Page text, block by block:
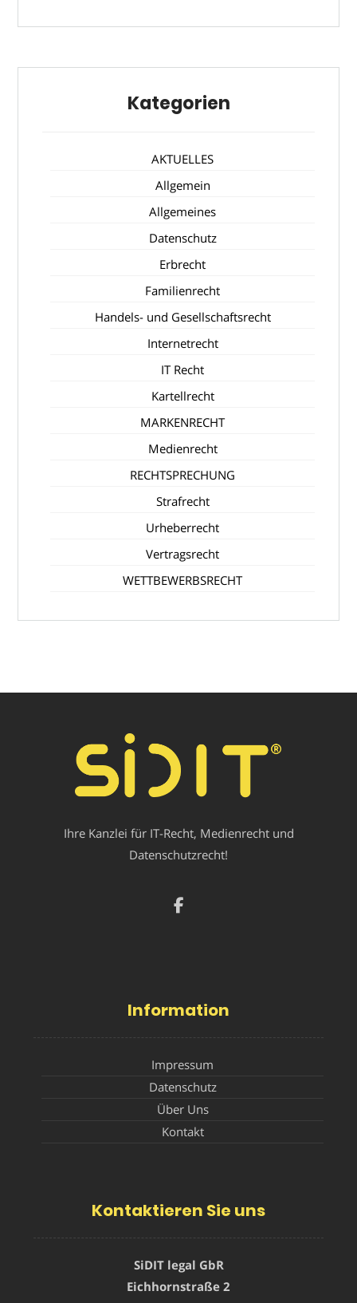
Kategorien
AKTUELLES
Allgemein
Allgemeines
Datenschutz
Erbrecht
Familienrecht
Handels- und Gesellschaftsrecht
Internetrecht
IT Recht
Kartellrecht
MARKENRECHT
Medienrecht
RECHTSPRECHUNG
Strafrecht
Urheberrecht
Vertragsrecht
WETTBEWERBSRECHT
Ihre Kanzlei für IT-Recht, Medienrecht und
Datenschutzrecht!
Information
Impressum
Datenschutz
Über Uns
Kontakt
Kontaktieren Sie uns
SiDIT legal GbR
Eichhornstraße 2